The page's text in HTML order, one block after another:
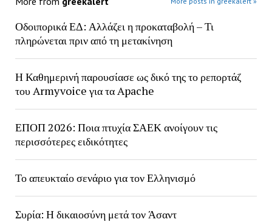
Οδοιπορικά ΕΔ: Αλλάζει η προκαταβολή – Τι
πληρώνεται πριν από τη μετακίνηση
Η Καθημερινή παρουσίασε ως δικό της το ρεπορτάζ
του Armyvoice για τα Apache
ΕΠΟΠ 2026: Ποια πτυχία ΣΑΕΚ ανοίγουν τις
περισσότερες ειδικότητες
Το απευκταίο σενάριο για τον Ελληνισμό
Συρία: Η δικαιοσύνη μετά τον Άσαντ